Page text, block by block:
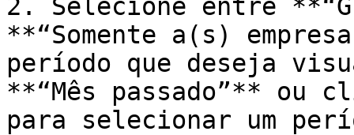
2. Selecione entre
**“Somente a(s)
período que deseja
**“Mês passado”** ou
para selecionar um